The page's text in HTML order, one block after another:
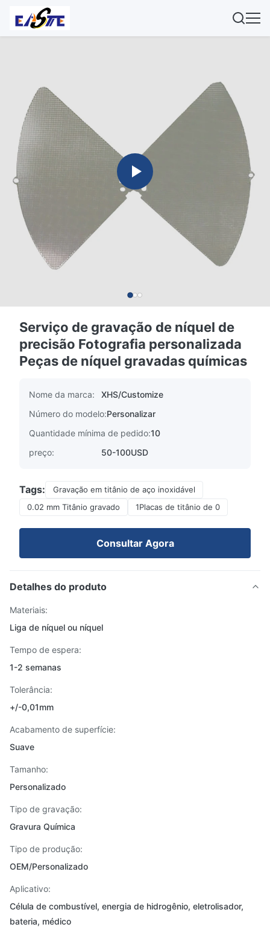
Serviço de gravação de níquel de
precisão Fotografia personalizada
Peças de níquel gravadas químicas
Nome da marca:
XHS/Customize
Número do modelo:Personalizar
Quantidade mínima de pedido:10
preço:
50-100USD
Tags:
Gravação em titânio de aço inoxidável
0.02 mm Titânio gravado
1Placas de titânio de 0
Consultar Agora
Detalhes do produto
Materiais:
Liga de níquel ou níquel
Tempo de espera:
1-2 semanas
Tolerância:
+/-0,01mm
Acabamento de superfície:
Suave
Tamanho:
Personalizado
Tipo de gravação:
Gravura Química
Tipo de produção:
OEM/Personalizado
Aplicativo:
Célula de combustível, energia de hidrogênio, eletrolisador,
bateria, médico